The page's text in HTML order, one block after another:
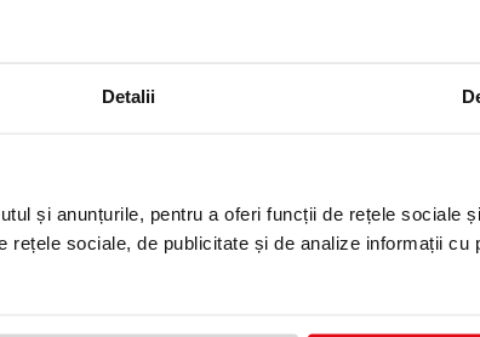
Detalii
și anunțurile, pentru a oferi funcții de rețele sociale
rețele sociale, de publicitate și de analize informații cu